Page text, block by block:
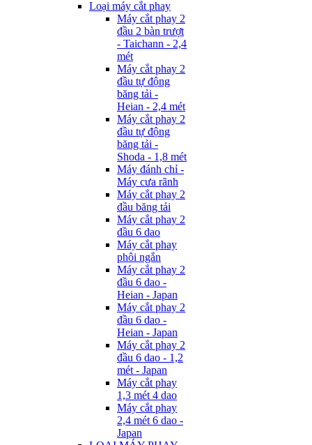
Loại máy cắt phay
Máy cắt phay 2
đầu 2 bàn trượt
- Taichann - 2,4
mét
Máy cắt phay 2
đầu tự động
băng tải -
Heian - 2,4 mét
Máy cắt phay 2
đầu tự động
băng tải -
Shoda - 1,8 mét
Máy đánh chỉ -
Máy cưa rãnh
Máy cắt phay 2
đầu băng tải
Máy cắt phay 2
đầu 6 dao
Máy cắt phay
phôi ngắn
Máy cắt phay 2
đầu 6 dao -
Heian - Japan
Máy cắt phay 2
đầu 6 dao -
Heian - Japan
Máy cắt phay 2
đầu 6 dao - 1,2
mét - Japan
Máy cắt phay
1,3 mét 4 dao
Máy cắt phay
2,4 mét 6 dao -
Japan